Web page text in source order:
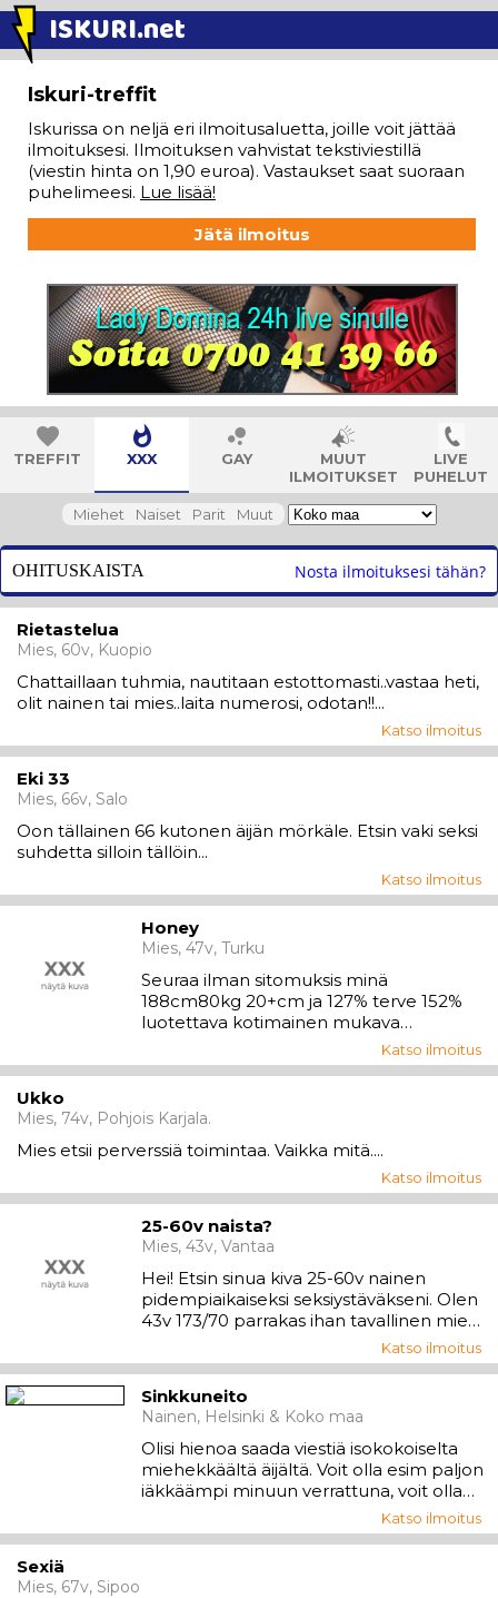
ISKURI.net
Iskuri-treffit
Iskurissa on neljä eri ilmoitusaluetta, joille voit jättää
ilmoituksesi. Ilmoituksen vahvistat tekstiviestillä
(viestin hinta on 1,90 euroa). Vastaukset saat suoraan
puhelimeesi. Lue lisää!
Jätä ilmoitus
TREFFIT XXX GAY
MUUT
ILMOITUKSET
LIVE
PUHELUT
Miehet Naiset Parit Muut
OHITUSKAISTA Nosta ilmoituksesi tähän?
Rietastelua
Mies, 60v, Kuopio
Chattaillaan tuhmia, nautitaan estottomasti..vastaa heti,
olit nainen tai mies..laita numerosi, odotan!!...
Katso ilmoitus
Eki 33
Mies, 66v, Salo
Oon tällainen 66 kutonen äijän mörkäle. Etsin vaki seksi
suhdetta silloin tällöin...
Katso ilmoitus
Honey
Mies, 47v, Turku
Seuraa ilman sitomuksis minä
188cm80kg 20+cm ja 127% terve 152%
luotettava kotimainen mukava
saippuakäyttävä mies. Ulkonäköäkin
löytyy .......
Katso ilmoitus
Ukko
Mies, 74v, Pohjois Karjala.
Mies etsii perverssiä toimintaa. Vaikka mitä....
Katso ilmoitus
25-60v naista?
Mies, 43v, Vantaa
Hei! Etsin sinua kiva 25-60v nainen
pidempiaikaiseksi seksiystäväkseni. Olen
43v 173/70 parrakas ihan tavallinen mies,
kaukosuhteessa, asun yksin. Olen
Vantaalta ja toivoisin sinun olevan
lähistöltä, sillä en omista autoa. Pidän
suutelusta, läheisyydestä, tykkään nuolla
pillua ja muuten ihan vanilja...
Katso ilmoitus
Sinkkuneito
Nainen, Helsinki & Koko maa
Olisi hienoa saada viestiä isokokoiselta
miehekkäältä äijältä. Voit olla esim paljon
iäkkäämpi minuun verrattuna, voit olla
ruuhkavuosissa kiirehtivä duunari kunhan
Katso ilmoitus
Sexiä
Mies, 67v, Sipoo